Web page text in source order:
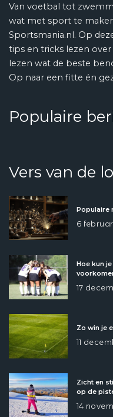
Van voetbal tot
wat met sport te
Sportsmania.nl. Op
tips en tricks lezen
lezen wat de beste
Op naar een fitte én
Populaire
Vers van de
Populaire
6
Hoe kun
17
Zo win je
11
Zicht en
op de
14